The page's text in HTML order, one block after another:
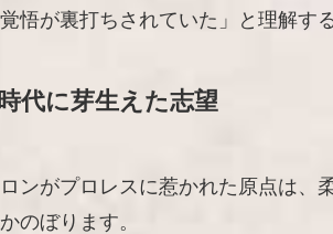
悟が裏打ちされていた」と理解す
代に芽生えた志望
ンがプロレスに惹かれた原点は、
のぼります。